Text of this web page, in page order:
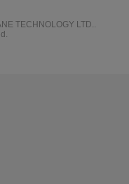
TECHNOLOGY LTD..